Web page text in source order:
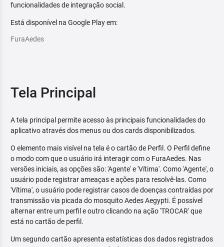
funcionalidades de integração social.
Está disponível na Google Play em:
FuraAedes
Tela Principal
A tela principal permite acesso às principais funcionalidades do
aplicativo através dos menus ou dos cards disponibilizados.
O elemento mais visível na tela é o cartão de Perfil. O Perfil define
o modo com que o usuário irá interagir com o FuraAedes. Nas
versões iniciais, as opções são: 'Agente' e 'Vítima'. Como 'Agente', o
usuário pode registrar ameaças e ações para resolvê-las. Como
'Vítima', o usuário pode registrar casos de doenças contraídas por
transmissão via picada do mosquito Aedes Aegypti. É possível
alternar entre um perfil e outro clicando na ação 'TROCAR' que
está no cartão de perfil.
Um segundo cartão apresenta estatísticas dos dados registrados